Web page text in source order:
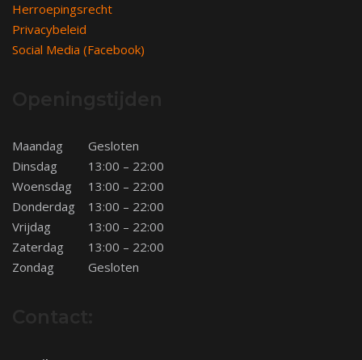
Herroepingsrecht
Privacybeleid
Social Media (Facebook)
Maandag
Gesloten
Dinsdag
13:00 – 22:00
Woensdag
13:00 – 22:00
Donderdag
13:00 – 22:00
Vrijdag
13:00 – 22:00
Zaterdag
13:00 – 22:00
Zondag
Gesloten